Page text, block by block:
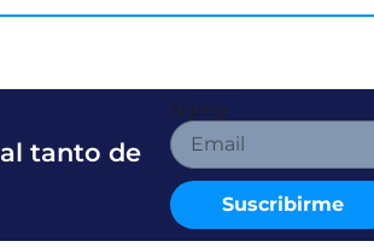
Name
Suscribirme
tanto de